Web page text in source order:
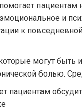
пациентам
и
к
могут быть
болью.
пациентам